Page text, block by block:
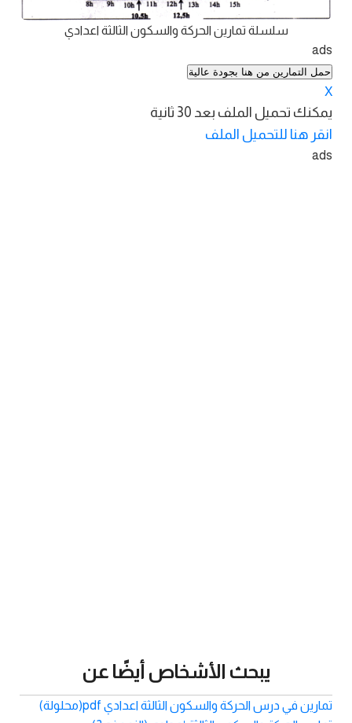
سلسلة تمارين الحركة والسكون الثالثة اعدادي
ads
حمل التمارين من هنا بجودة عالية
X
يمكنك تحميل الملف بعد 30 ثانية
انقر هنا للتحميل الملف
ads
يبحث الأشخاص أيضًا عن
تمارين في درس الحركة والسكون الثالثة اعدادي pdf(محلولة)